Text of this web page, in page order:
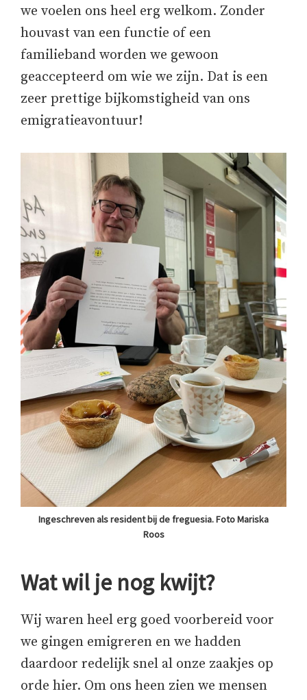
we voelen ons heel erg welkom. Zonder
houvast van een functie of een
familieband worden we gewoon
geaccepteerd om wie we zijn. Dat is een
zeer prettige bijkomstigheid van ons
emigratieavontuur!
Ingeschreven als resident bij de freguesia. Foto Mariska
Roos
Wat wil je nog kwijt?
Wij waren heel erg goed voorbereid voor
we gingen emigreren en we hadden
daardoor redelijk snel al onze zaakjes op
orde hier. Om ons heen zien we mensen